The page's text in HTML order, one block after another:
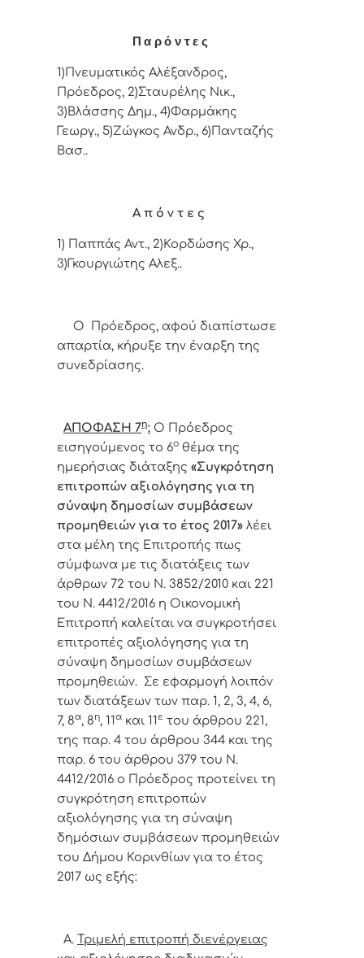
Π α ρ ό ν τ ε ς
1)Πνευματικός Αλέξανδρος,
Πρόεδρος, 2)Σταυρέλης Νικ.,
3)Βλάσσης Δημ., 4)Φαρμάκης
Γεωργ., 5)Ζώγκος Ανδρ., 6)Πανταζής
Βασ..
Α π ό ν τ ε ς
1) Παππάς Αντ., 2)Κορδώσης Χρ.,
3)Γκουργιώτης Αλεξ..
Ο Πρόεδρος, αφού διαπίστωσε
απαρτία, κήρυξε την έναρξη της
συνεδρίασης.
ΑΠΟΦΑΣΗ 7η: Ο Πρόεδρος
εισηγούμενος το 6ο θέμα της
ημερήσιας διάταξης «Συγκρότηση
επιτροπών αξιολόγησης για τη
σύναψη δημοσίων συμβάσεων
προμηθειών για το έτος 2017» λέει
στα μέλη της Επιτροπής πως
σύμφωνα με τις διατάξεις των
άρθρων 72 του Ν. 3852/2010 και 221
του Ν. 4412/2016 η Οικονομική
Επιτροπή καλείται να συγκροτήσει
επιτροπές αξιολόγησης για τη
σύναψη δημοσίων συμβάσεων
προμηθειών. Σε εφαρμογή λοιπόν
των διατάξεων των παρ. 1, 2, 3, 4, 6,
7, 8α, 8η, 11 α και 11 ε του άρθρου 221,
της παρ. 4 του άρθρου 344 και της
παρ. 6 του άρθρου 379 του Ν.
4412/2016 ο Πρόεδρος προτείνει τη
συγκρότηση επιτροπών
αξιολόγησης για τη σύναψη
δημόσιων συμβάσεων προμηθειών
του Δήμου Κορινθίων για το έτος
2017 ως εξής:
Α. Τριμελή επιτροπή διενέργειας